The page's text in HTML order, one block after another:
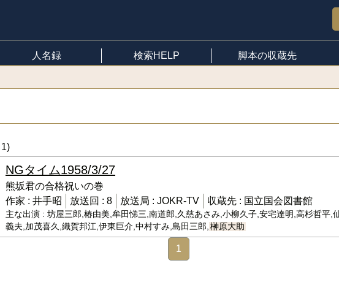
人名録 検索HELP 脚本の収蔵先
)
NGタイム1958/3/27
熊坂君の合格祝いの巻
作家 : 井手昭 放送回 : 8 放送局 : JOKR-TV 収蔵先 : 国立国会図書館
主な出演 : 坊屋三郎,椿由美,牟田悌三,南道郎,久慈あさみ,小柳久子,安宅達明,高杉哲平,
義夫,加茂喜久,織賀邦江,伊東巨介,中村すみ,島田三郎, 榊原大助
1